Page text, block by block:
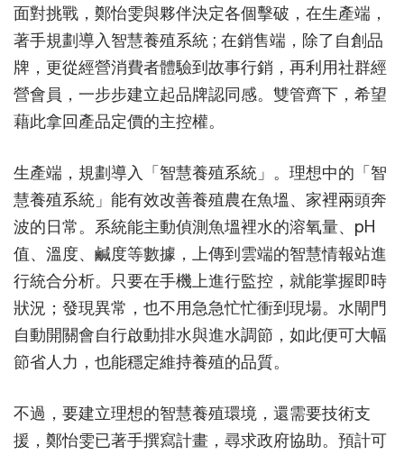
面對挑戰，鄭怡雯與夥伴決定各個擊破，在生產端，
著手規劃導入智慧養殖系統 ; 在銷售端，除了自創品
牌，更從經營消費者體驗到故事行銷，再利用社群經
營會員，一步步建立起品牌認同感。雙管齊下，希望
藉此拿回產品定價的主控權。
生產端，規劃導入「智慧養殖系統」。理想中的「智
慧養殖系統」能有效改善養殖農在魚塭、家裡兩頭奔
波的日常。系統能主動偵測魚塭裡水的溶氧量、pH
值、溫度、鹹度等數據，上傳到雲端的智慧情報站進
行統合分析。只要在手機上進行監控，就能掌握即時
狀況；發現異常，也不用急急忙忙衝到現場。水閘門
自動開關會自行啟動排水與進水調節，如此便可大幅
節省人力，也能穩定維持養殖的品質。
不過，要建立理想的智慧養殖環境，還需要技術支
援，鄭怡雯已著手撰寫計畫，尋求政府協助。預計可